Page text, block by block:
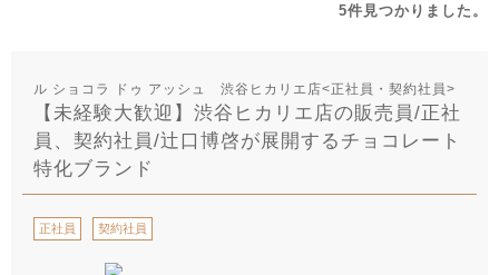
5件 見つかりました。
ル ショコラ ドゥ アッシュ 渋谷ヒカリエ店<正社員・契約社員>
【未経験大歓迎】渋谷ヒカリエ店の販売員/正社
員、契約社員/辻口博啓が展開するチョコレート
特化ブランド
正社員 契約社員